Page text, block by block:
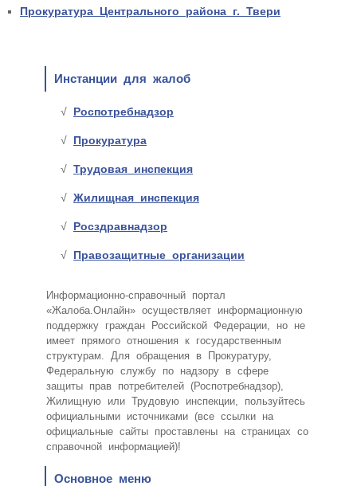
Прокуратура Центрального района г. Твери
Инстанции для жалоб
Роспотребнадзор
Прокуратура
Трудовая инспекция
Жилищная инспекция
Росздравнадзор
Правозащитные организации
Информационно-справочный портал
«Жалоба.Онлайн» осуществляет информационную
поддержку граждан Российской Федерации, но не
имеет прямого отношения к государственным
структурам. Для обращения в Прокуратуру,
Федеральную службу по надзору в сфере
защиты прав потребителей (Роспотребнадзор),
Жилищную или Трудовую инспекции, пользуйтесь
официальными источниками (все ссылки на
официальные сайты проставлены на страницах со
справочной информацией)!
Основное меню